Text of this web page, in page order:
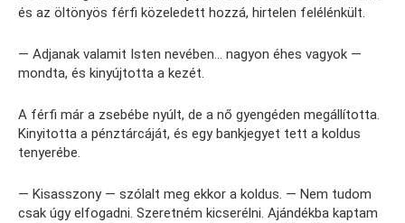
és az öltönyös férfi közeledett hozzá, hirtelen felélénkült.
— Adjanak valamit Isten nevében… nagyon éhes vagyok —
mondta, és kinyújtotta a kezét.
A férfi már a zsebébe nyúlt, de a nő gyengéden megállította.
Kinyitotta a pénztárcáját, és egy bankjegyet tett a koldus
tenyerébe.
— Kisasszony — szólalt meg ekkor a koldus. — Nem tudom
csak úgy elfogadni. Szeretném kicserélni. Ajándékba kaptam